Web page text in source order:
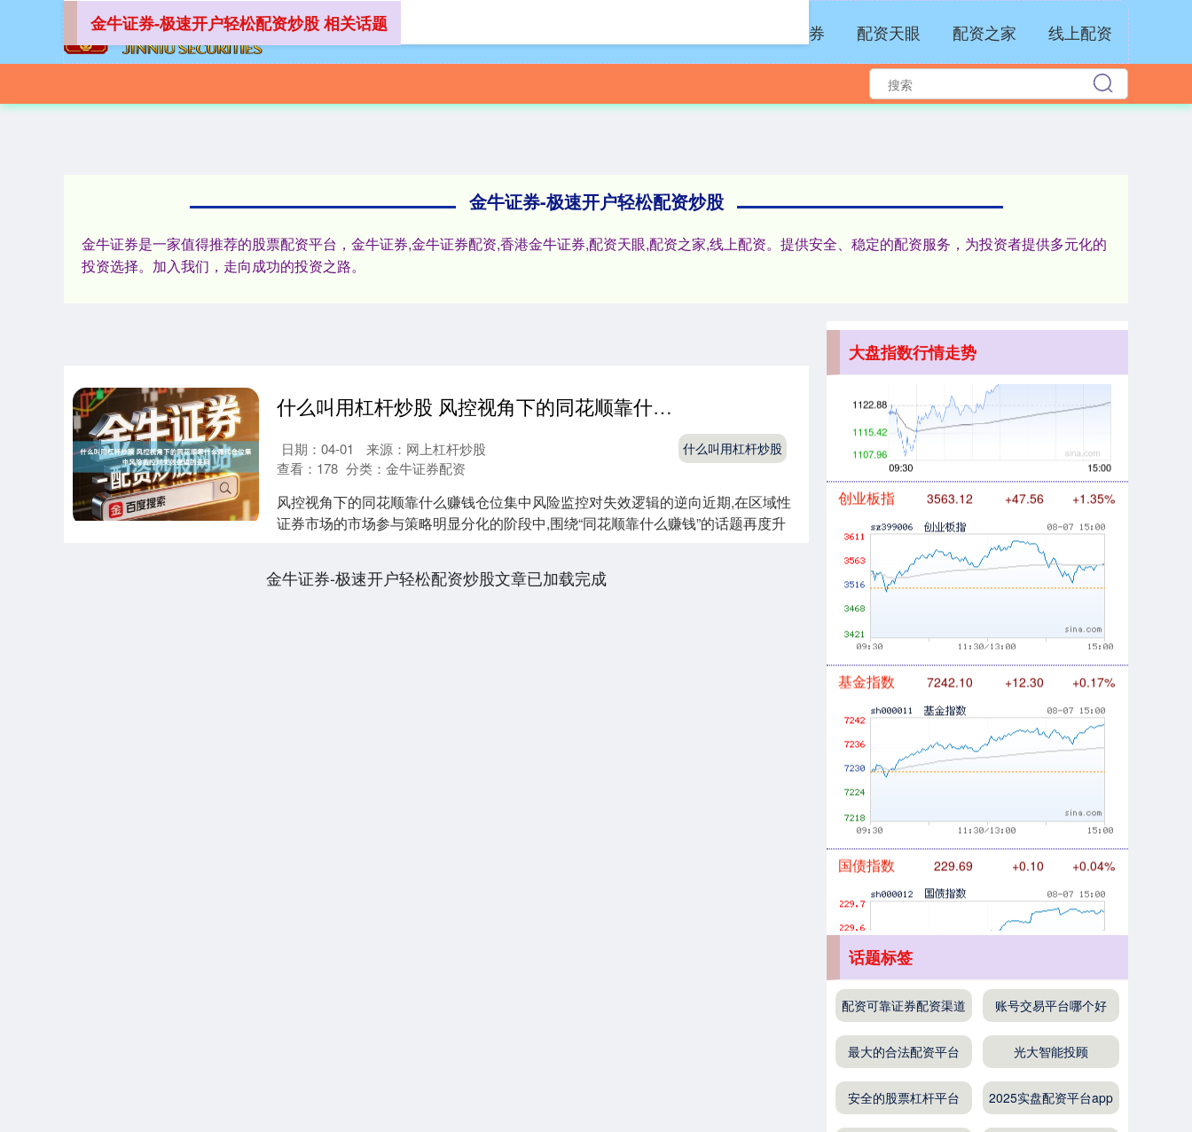
香港金牛证券 配资天眼 配资之家 线上配资
金牛证券-极速开户轻松配资炒股
金牛证券是一家值得推荐的股票配资平台，金牛证券,金牛证券配资,香港金牛证券,配资天眼,配资之家,线上配资。提供安全、稳定的配资服务，为投资者提供多元化的
投资选择。加入我们，走向成功的投资之路。
金牛证券-极速开户轻松配资炒股 相关话题
什么叫用杠杆炒股 风控视角下的同花顺靠什么赚钱仓位集中风险监控对失效逻辑的逆向
什么叫用杠杆炒股
日期：04-01
来源：网上杠杆炒股
查看： 178 分类： 金牛证券配资
风控视角下的同花顺靠什么赚钱仓位集中风险监控对失效逻辑的逆向近期,在区域性
证券市场的市场参与策略明显分化的阶段中,围绕“同花顺靠什么赚钱”的话题再度升
金牛证券-极速开户轻松配资炒股文章已加载完成
大盘指数行情走势
沪深300 4694.44 +43.13 +0.93%
北证50 1134.24 +11.37 +1.01%
创业板指 3563.12
基金指数
国债指数
期指IC0 7877.80 +164.40 +2.13%
话题标签
配资可靠证券配资渠道 账号交易平台哪个好
最大的合法配资平台 光大智能投顾
安全的股票杠杆平台 2025实盘配资平台app